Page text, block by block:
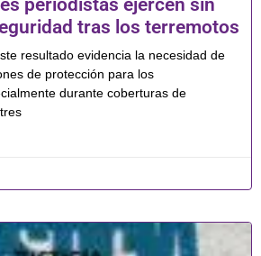
periodistas ejercen sin
tras los terremotos
resultado evidencia la necesidad de
de protección para los
durante coberturas de